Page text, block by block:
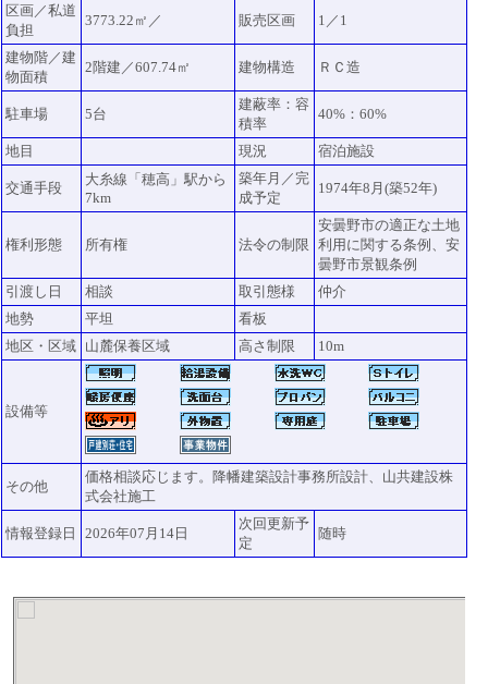
区画／私道
負担
3773.22㎡／ 販売区画 1／1
建物階／建
物面積
2階建／607.74㎡ 建物構造 ＲＣ造
駐車場 5台
建蔽率：容
積率
40%：60%
地目 現況 宿泊施設
交通手段
大糸線「穂高」駅から
7km
築年月／完
成予定
1974年8月(築52年)
権利形態 所有権 法令の制限
安曇野市の適正な土地
利用に関する条例、安
曇野市景観条例
引渡し日
相談 取引態様
仲介
地勢
平坦
看板
地区・区域 山麓保養区域 高さ制限 10m
設備等
その他
価格相談応じます。降幡建築設計事務所設計、山共建設株
式会社施工
情報登録日 2026年07月14日
次回更新予
定
随時